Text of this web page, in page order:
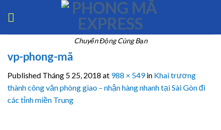
Chuyển Động Cùng Bạn
vp-phong-mã
Published Tháng 5 25, 2018 at 988 × 549in Khai trương
thành công văn phòng giao – nhận hàng nhanh tại Sài Gòn đi
các tỉnh miền Trung